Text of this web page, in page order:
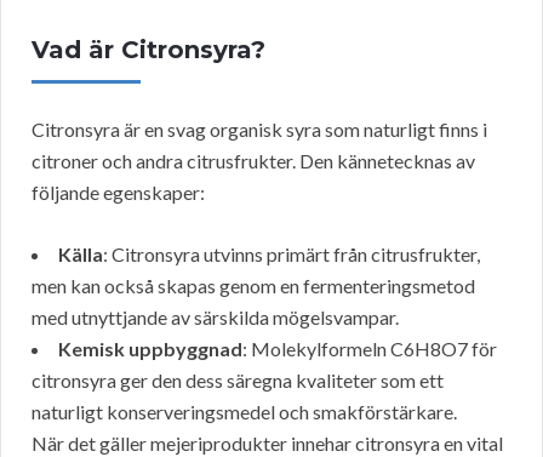
Vad är Citronsyra?
Citronsyra är en svag organisk syra som naturligt finns i
citroner och andra citrusfrukter. Den kännetecknas av
följande egenskaper:
Källa: Citronsyra utvinns primärt från citrusfrukter,
men kan också skapas genom en fermenteringsmetod
med utnyttjande av särskilda mögelsvampar.
Kemisk uppbyggnad: Molekylformeln C6H8O7 för
citronsyra ger den dess säregna kvaliteter som ett
naturligt konserveringsmedel och smakförstärkare.
När det gäller mejeriprodukter innehar citronsyra en vital